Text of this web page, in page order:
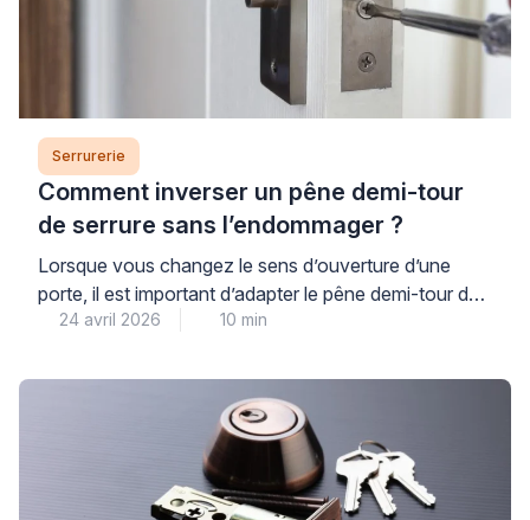
Serrurerie
Comment inverser un pêne demi-tour
de serrure sans l’endommager ?
Lorsque vous changez le sens d’ouverture d’une
porte, il est important d’adapter le pêne demi-tour de
la serrure. Cette intervention rapide demande
mécanisme. Un professionnel qualifié peut réaliser
cette opération en quelques minutes. Vous pouvez
aussi le faire vous-même en suivant les bonnes
pratiques du secteur. Ce guide […]
24 avril 2026 10 min